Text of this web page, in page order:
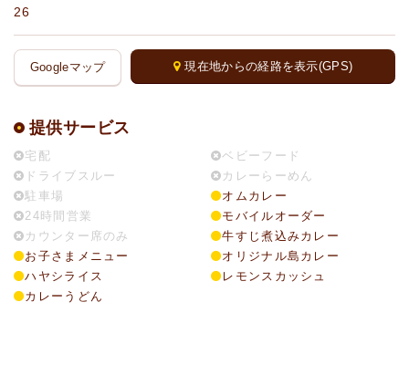
26
Googleマップ 現在地からの経路を表示(GPS)
提供サービス
宅配
ドライブスルー
駐車場
24時間営業
カウンター席のみ
お子さまメニュー
ハヤシライス
カレーうどん
ベビーフード
カレーらーめん
オムカレー
モバイルオーダー
牛すじ煮込みカレー
オリジナル島カレー
レモンスカッシュ